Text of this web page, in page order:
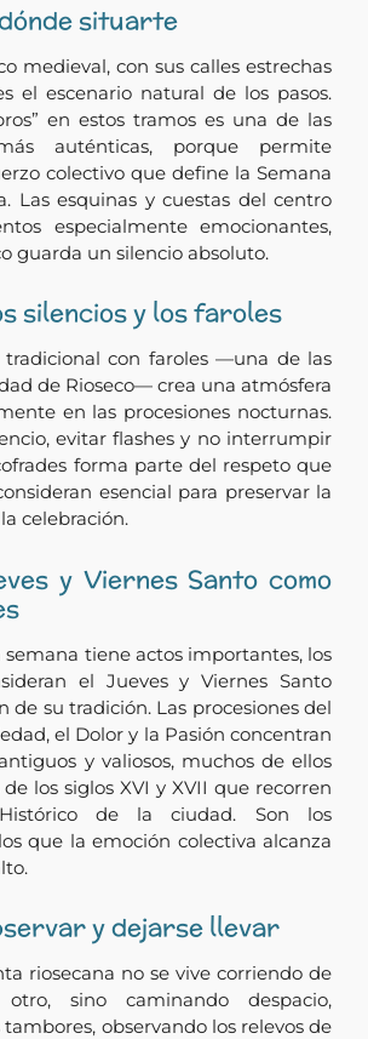
situarte
medieval, con sus calles estrechas
el escenario natural de los pasos.
en estos tramos es una de las
auténticas, porque permite
colectivo que define la Semana
Las esquinas y cuestas del centro
especialmente emocionantes,
guarda un silencio absoluto.
silencios y los faroles
con faroles —una de las
de Rioseco— crea una atmósfera
en las procesiones nocturnas.
evitar flashes y no interrumpir
forma parte del respeto que
esencial para preservar la
celebración.
y Viernes Santo como
tiene actos importantes, los
el Jueves y Viernes Santo
de su tradición. Las procesiones del
el Dolor y la Pasión concentran
y valiosos, muchos de ellos
los siglos XVI y XVII que recorren
de la ciudad. Son los
que la emoción colectiva alcanza
y dejarse llevar
riosecana no se vive corriendo de
sino caminando despacio,
observando los relevos de